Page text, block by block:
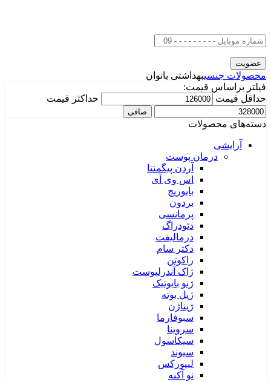
محصولات جنسیبهداشتی بانوان
فیلتر براساس قیمت:
حداقل قیمت
حداكثر قيمت
صافی
دسته‌های محصولات
آرایشی
درمان پوست
آردن پیگمنتا
اس وی آی
بایوریچ
بردون
پرمانسی
دئودراگ
درمالیفت
دکتر سام
راکوتن
ژاک آندرلپوست
ژنو بایوتیک
ژیل بوته
ژیناژن
سبوفارما
سروینا
سیکاسول
سیوند
لیپورکس
نو آکنه